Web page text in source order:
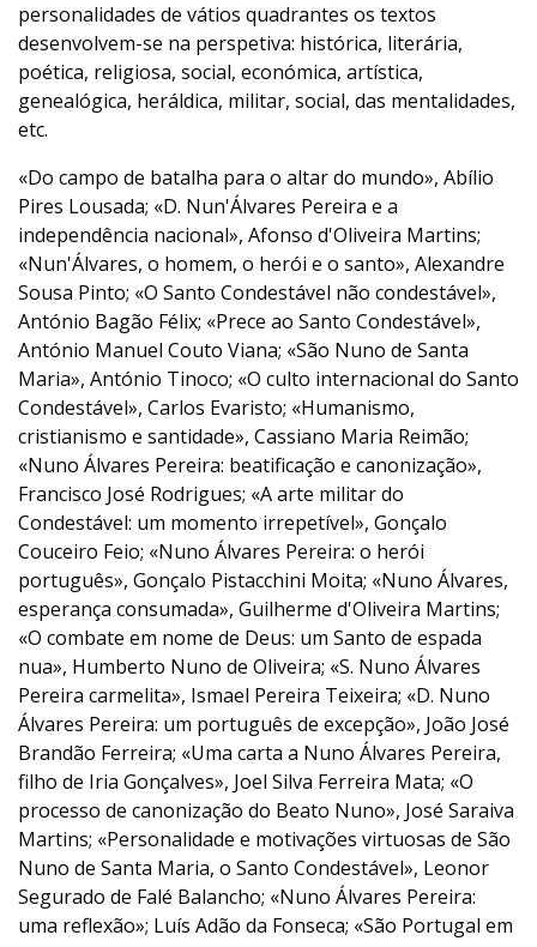
personalidades de vátios quadrantes os textos
desenvolvem-se na perspetiva: histórica, literária,
poética, religiosa, social, económica, artística,
genealógica, heráldica, militar, social, das mentalidades,
etc.
«Do campo de batalha para o altar do mundo», Abílio
Pires Lousada; «D. Nun'Álvares Pereira e a
independência nacional», Afonso d'Oliveira Martins;
«Nun'Álvares, o homem, o herói e o santo», Alexandre
Sousa Pinto; «O Santo Condestável não condestável»,
António Bagão Félix; «Prece ao Santo Condestável»,
António Manuel Couto Viana; «São Nuno de Santa
Maria», António Tinoco; «O culto internacional do Santo
Condestável», Carlos Evaristo; «Humanismo,
cristianismo e santidade», Cassiano Maria Reimão;
«Nuno Álvares Pereira: beatificação e canonização»,
Francisco José Rodrigues; «A arte militar do
Condestável: um momento irrepetível», Gonçalo
Couceiro Feio; «Nuno Álvares Pereira: o herói
português», Gonçalo Pistacchini Moita; «Nuno Álvares,
esperança consumada», Guilherme d'Oliveira Martins;
«O combate em nome de Deus: um Santo de espada
nua», Humberto Nuno de Oliveira; «S. Nuno Álvares
Pereira carmelita», Ismael Pereira Teixeira; «D. Nuno
Álvares Pereira: um português de excepção», João José
Brandão Ferreira; «Uma carta a Nuno Álvares Pereira,
filho de Iria Gonçalves», Joel Silva Ferreira Mata; «O
processo de canonização do Beato Nuno», José Saraiva
Martins; «Personalidade e motivações virtuosas de São
Nuno de Santa Maria, o Santo Condestável», Leonor
Segurado de Falé Balancho; «Nuno Álvares Pereira:
uma reflexão»; Luís Adão da Fonseca; «São Portugal em